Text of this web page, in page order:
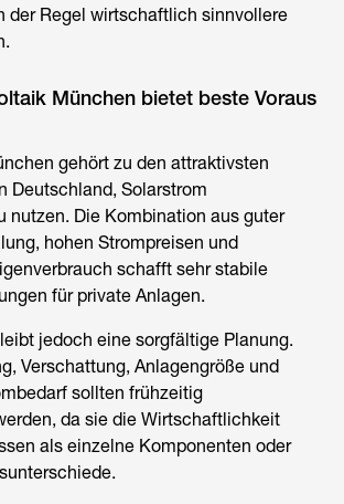
der Regel wirtschaftlich sinnvollere
München bietet beste Voraus
gehört zu den attraktivsten
Deutschland, Solarstrom
nutzen. Die Kombination aus guter
hohen Strompreisen und
schafft sehr stabile
für private Anlagen.
jedoch eine sorgfältige Planung.
Verschattung, Anlagengröße und
sollten frühzeitig
da sie die Wirtschaftlichkeit
als einzelne Komponenten oder